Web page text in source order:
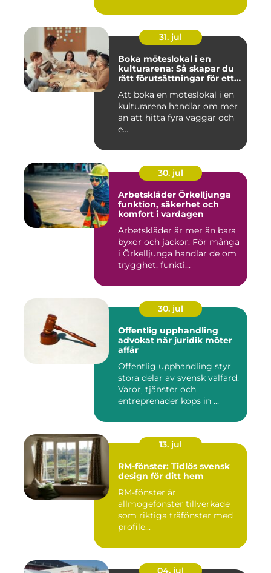
31. jul
Boka möteslokal i en
kulturarena: Så skapar du
rätt förutsättningar för ett
Att boka en möteslokal i en
kulturarena handlar om mer
än att hitta fyra väggar och
e...
30. jul
Arbetskläder Örkelljunga
funktion, säkerhet och
komfort i vardagen
Arbetskläder är mer än bara
byxor och jackor. För många
i Örkelljunga handlar de om
trygghet, funkti...
30. jul
Offentlig upphandling
advokat när juridik möter
affär
Offentlig upphandling styr
stora delar av svensk välfärd.
Varor, tjänster och
entreprenader köps in ...
13. jul
RM-fönster: Tidlös svensk
design för ditt hem
RM-fönster är
allmogefönster tillverkade
som riktiga träfönster med
profile...
04. jul